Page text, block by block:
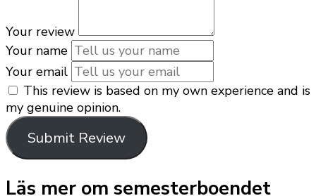
Your review
Your name
Your email
This review is based on my own experience and is
my genuine opinion.
Submit Review
Läs mer om semesterboendet